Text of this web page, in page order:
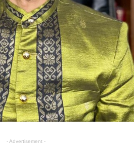
- Advertisement -